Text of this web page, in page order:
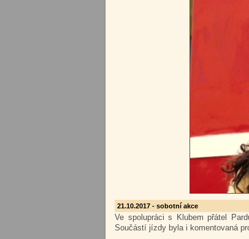
21.10.2017 - sobotní akce
Ve spolupráci s Klubem přátel
Součástí jízdy byla i komentovaná